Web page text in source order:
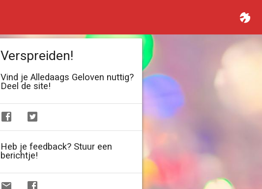
Verspreiden!
Vind je Alledaags Geloven nuttig?
Deel de site!
Heb je feedback? Stuur een
berichtje!